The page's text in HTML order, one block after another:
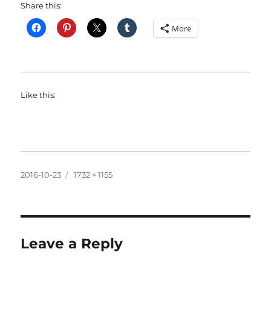
Share this:
More
Like this:
Posted
2016-10-23
Full
1732 × 1155
Leave a Reply